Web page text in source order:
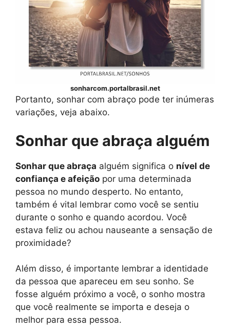
sonharcom.portalbrasil.net
Portanto, sonhar com abraço pode ter inúmeras
variações, veja abaixo.
Sonhar que abraça alguém
Sonhar que abraça alguém significa o nível de
confiança e afeição por uma determinada
pessoa no mundo desperto. No entanto,
também é vital lembrar como você se sentiu
durante o sonho e quando acordou. Você
estava feliz ou achou nauseante a sensação de
proximidade?
Além disso, é importante lembrar a identidade
da pessoa que apareceu em seu sonho. Se
fosse alguém próximo a você, o sonho mostra
que você realmente se importa e deseja o
melhor para essa pessoa.